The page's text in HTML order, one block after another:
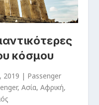
κόσμου
2019 | Passenger
,Ασία,Αφρική,